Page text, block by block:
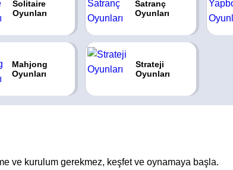
Solitaire
Oyunları
Satranç
Oyunları
Mahjong
Oyunları
Strateji
Oyunları
ve kurulum gerekmez, keşfet ve oynamaya başla.